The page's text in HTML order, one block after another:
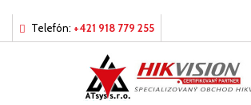
Telefón: +421 918 779 255
Môj zoznamy prianí
add_circle_outline
((title))
Prihlásiť sa
Musíte byť prihlásený, aby ste si mohli
svojho zoznamu želaní.